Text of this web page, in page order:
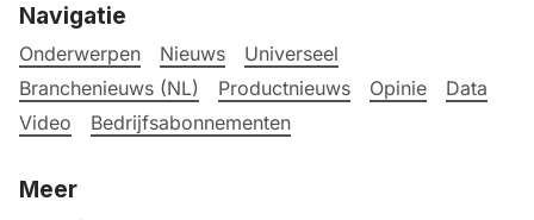
Navigatie
Onderwerpen Nieuws
Universeel
Branchenieuws (NL)
Productnieuws Opinie
Data
Video
Bedrijfsabonnementen
Meer